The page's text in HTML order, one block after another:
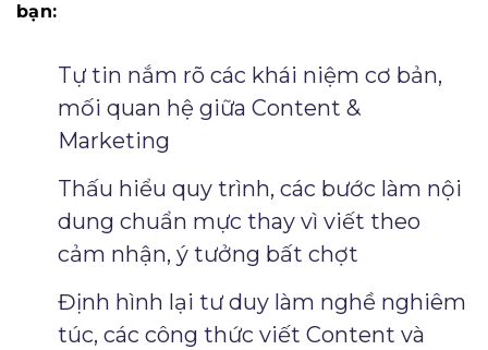
bạn:
Tự tin nắm rõ các khái niệm cơ bản,
mối quan hệ giữa Content &
Marketing
Thấu hiểu quy trình, các bước làm nội
dung chuẩn mực thay vì viết theo
cảm nhận, ý tưởng bất chợt
Định hình lại tư duy làm nghề nghiêm
túc, các công thức viết Content và